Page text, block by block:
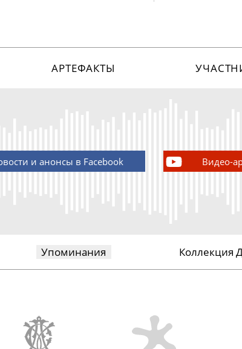
АРТЕФАКТЫ
и анонсы в Facebook Видео-
Упоминания Коллекция